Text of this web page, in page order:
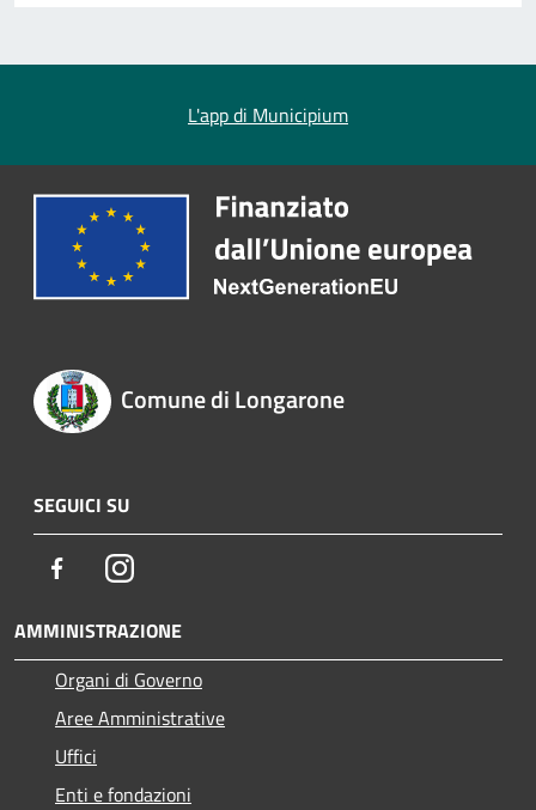
L'app di Municipium
Comune di Longarone
SEGUICI SU
FacebookInstagram
AMMINISTRAZIONE
Organi di Governo
Aree Amministrative
Uffici
Enti e fondazioni